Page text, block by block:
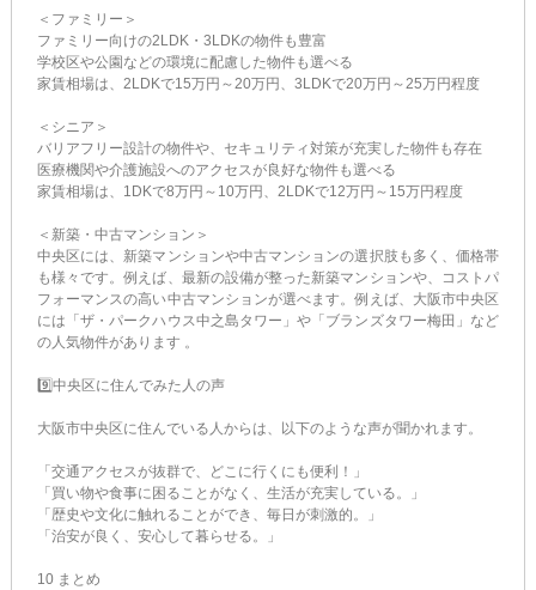
＜ファミリー＞
ファミリー向けの2LDK・3LDKの物件も豊富
学校区や公園などの環境に配慮した物件も選べる
家賃相場は、2LDKで15万円～20万円、3LDKで20万円～25万円程度
＜シニア＞
バリアフリー設計の物件や、セキュリティ対策が充実した物件も存在
医療機関や介護施設へのアクセスが良好な物件も選べる
家賃相場は、1DKで8万円～10万円、2LDKで12万円～15万円程度
＜新築・中古マンション＞
中央区には、新築マンションや中古マンションの選択肢も多く、価格帯
も様々です。例えば、最新の設備が整った新築マンションや、コストパ
フォーマンスの高い中古マンションが選べます。例えば、大阪市中央区
には「ザ・パークハウス中之島タワー」や「ブランズタワー梅田」など
の人気物件があります​ ​。
9️⃣中央区に住んでみた人の声
大阪市中央区に住んでいる人からは、以下のような声が聞かれます。
「交通アクセスが抜群で、どこに行くにも便利！」
「買い物や食事に困ることがなく、生活が充実している。」
「歴史や文化に触れることができ、毎日が刺激的。」
「治安が良く、安心して暮らせる。」
10 まとめ